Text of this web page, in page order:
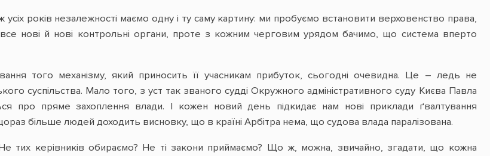
років незалежності маємо одну і ту саму картину: ми пробуємо встановити верховенство права,
нові й нові контрольні органи, проте з кожним черговим урядом бачимо, що система вперто
того механізму, який приносить її учасникам прибуток, сьогодні очевидна. Це – ледь не
суспільства. Мало того, з уст так званого судді Окружного адміністративного суду Києва Павла
про пряме захоплення влади. І кожен новий день підкидає нам нові приклади ґвалтування
більше людей доходить висновку, що в країні Арбітра нема, що судова влада паралізована.
тих керівників обираємо? Не ті закони приймаємо? Що ж, можна, звичайно, згадати, що кожна